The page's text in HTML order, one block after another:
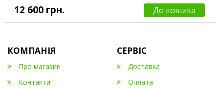
12 600 грн.
До кошика
КОМПАНІЯ
Про магазин
Контакти
СЕРВІС
Доставка
Оплата